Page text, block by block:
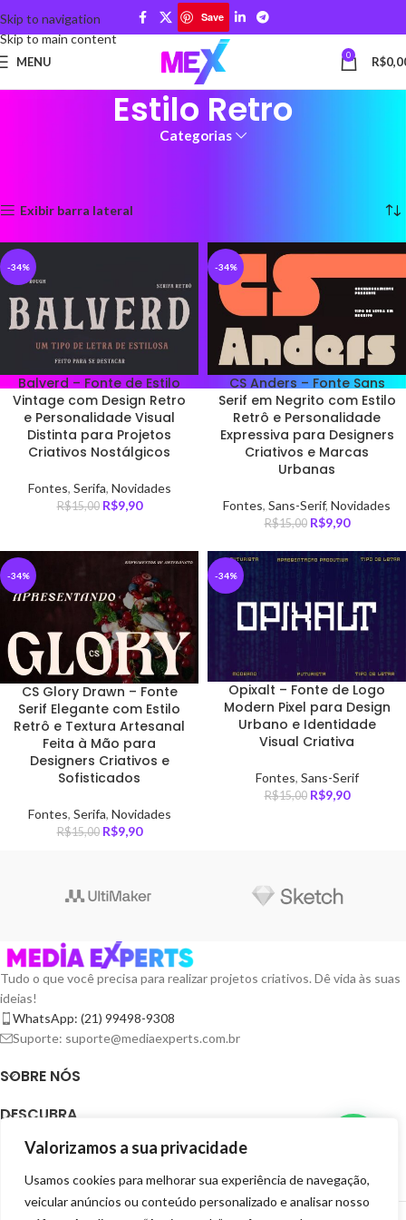
Valorizamos a sua privacidade
Usamos cookies para melhorar sua experiência de navegação,
veicular anúncios ou conteúdo personalizado e analisar nosso
Skip to navigation
Skip to main content
Save
MENU 0 R$
Estilo Retro
Categorias
Exibir barra lateral
-34%
Balverd – Fonte de Estilo
Vintage com Design Retro
e Personalidade Visual
Distinta para Projetos
Criativos Nostálgicos
Fontes, Serifa, Novidades
R$15,00 R$9,90
-34%
CS Anders – Fonte Sans
Serif em Negrito com Estilo
Retrô e Personalidade
Expressiva para Designers
Criativos e Marcas
Urbanas
Fontes, Sans-Serif, Novidades
R$15,00 R$9,90
-34%
CS Glory Drawn – Fonte
Serif Elegante com Estilo
Retrô e Textura Artesanal
Feita à Mão para
Designers Criativos e
Sofisticados
Fontes, Serifa, Novidades
R$15,00 R$9,90
-34%
Opixalt – Fonte de Logo
Modern Pixel para Design
Urbano e Identidade
Visual Criativa
Fontes, Sans-Serif
R$15,00 R$9,90
Tudo o que você precisa para realizar projetos criativos. Dê vida às suas
ideias!
WhatsApp: (21) 99498-9308
Suporte: suporte@mediaexperts.com.br
SOBRE NÓS
DESCUBRA
TERMOS E LICENÇAS
RECURSOS